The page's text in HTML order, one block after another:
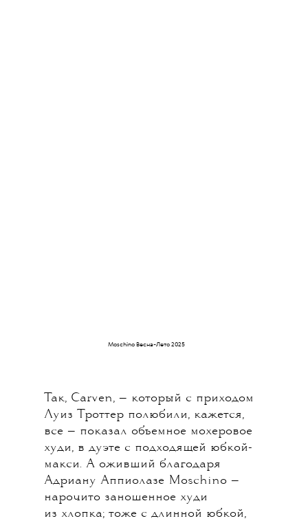
Moschino Весна-Лето 2025
Так, Carven, — который с приходом
Луиз Троттер полюбили, кажется,
все — показал объемное мохеровое
худи, в дуэте с подходящей юбкой-
макси. А оживший благодаря
Адриану Аппиолазе Moschino —
нарочито заношенное худи
из хлопка; тоже с длинной юбкой,